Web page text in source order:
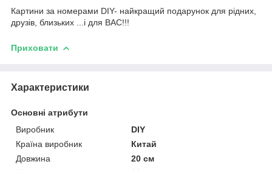
Картини за номерами DIY- найкращий подарунок для рідних,
друзів, близьких ...і для ВАС!!!
Приховати
Характеристики
Основні атрибути
Виробник
DIY
Країна виробник
Китай
Довжина
20 см